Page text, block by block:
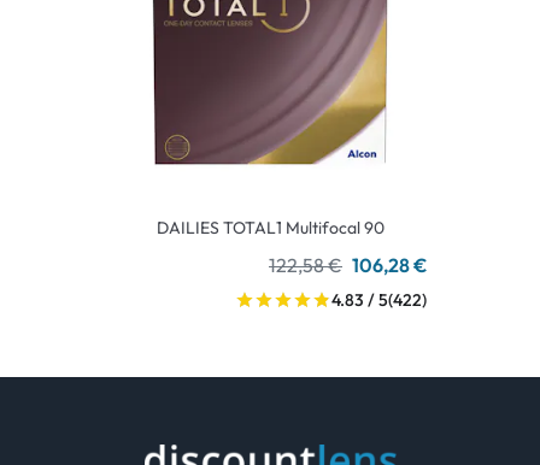
DAILIES TOTAL1 Multifocal 90
122,58 € 106,28 €
4.83 / 5(422)